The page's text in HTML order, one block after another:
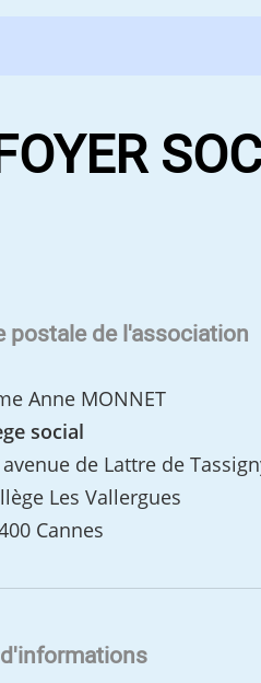
postale de l'association
Anne MONNET
social
de Lattre de
Les Vallergues
Cannes